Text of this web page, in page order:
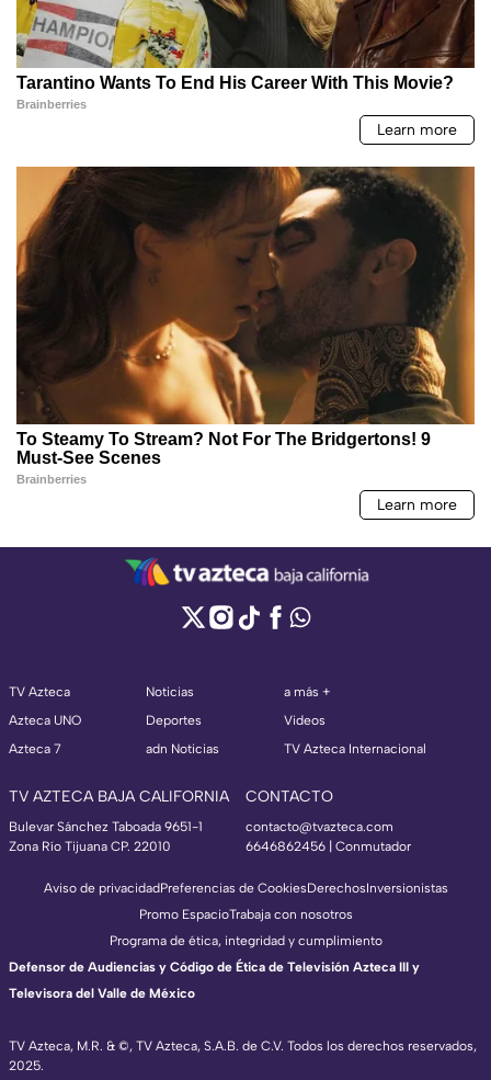
TV Azteca
Azteca UNO
Azteca 7
Noticias
Deportes
adn Noticias
a más +
Videos
TV Azteca Internacional
TV AZTECA BAJA CALIFORNIA
Bulevar Sánchez Taboada 9651-1
Zona Río Tijuana CP. 22010
CONTACTO
contacto@tvazteca.com
6646862456 | Conmutador
TV Azteca, M.R. & ©, TV Azteca, S.A.B. de C.V. Todos los derechos reservados,
2025.
Aviso de privacidadPreferencias de CookiesDerechosInversionistas
Promo EspacioTrabaja con nosotros
Programa de ética, integridad y cumplimiento
Defensor de Audiencias y Código de Ética de Televisión Azteca III y
Televisora del Valle de México